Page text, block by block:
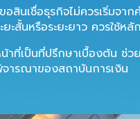
ขอสินเชื่อธุรกิจไม่ควรเริ่มจ
ยะสั้นหรือระยะยาว ควรใช้
น้าที่เป็นที่ปรึกษาเบื้องต้น ช่
ารณาของสถาบันการเงิน